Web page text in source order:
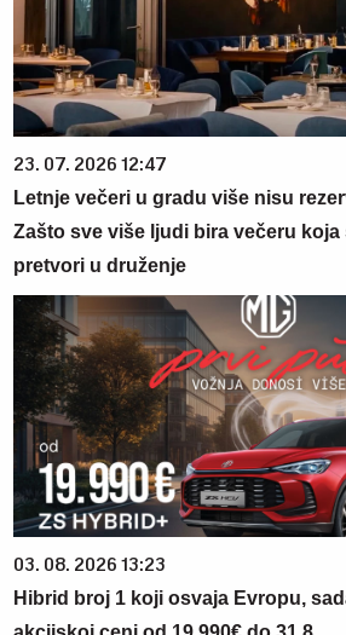
23. 07. 2026 12:47
Letnje večeri u gradu više nisu
Zašto sve više ljudi bira večeru
pretvori u druženje
03. 08. 2026 13:23
Hibrid broj 1 koji osvaja Evropu,